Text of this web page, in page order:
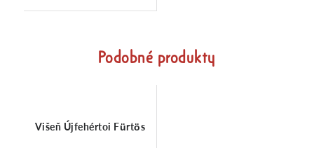
Podobné produkty
Višeň Újfehértoi Fürtös